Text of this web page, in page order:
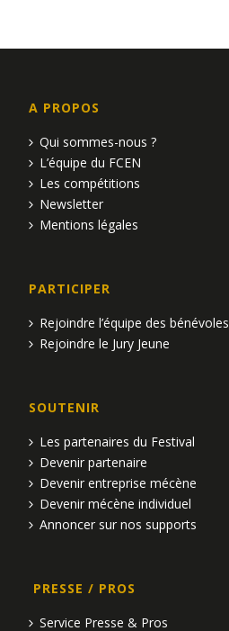
A PROPOS
Qui sommes-nous ?
L’équipe du FCEN
Les compétitions
Newsletter
Mentions légales
PARTICIPER
Rejoindre l’équipe des bénévoles
Rejoindre le Jury Jeune
SOUTENIR
Les partenaires du Festival
Devenir partenaire
Devenir entreprise mécène
Devenir mécène individuel
Annoncer sur nos supports
PRESSE / PROS
Service Presse & Pros